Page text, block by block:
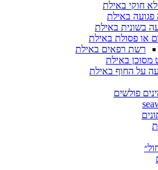
לא חוקי באילת
פגועה באילת
בשונית באילת
או פסולת באילת
רשת רפאים באילת
מסוכן באילת
על החוף באילת
פולשים